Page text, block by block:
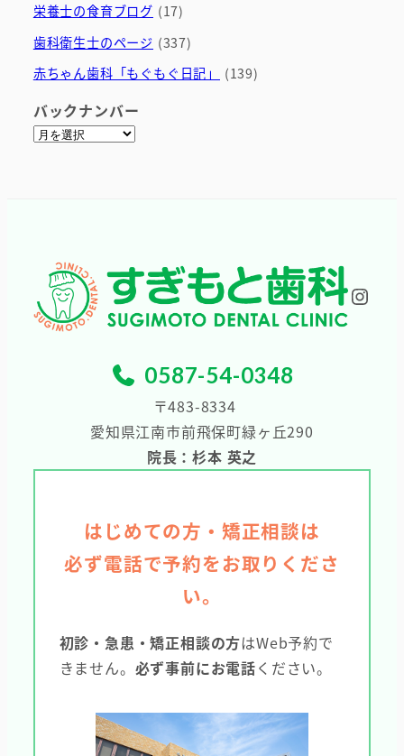
栄養士の食育ブログ (17)
歯科衛生士のページ (337)
赤ちゃん歯科「もぐもぐ日記」
(139)
バックナンバー
ア
0587-54-0348
〒483-8334
愛知県江南市前飛保町緑ヶ丘290
院長：杉本 英之
はじめての方・矯正相談は
必ず電話で予約をお取りくださ
い。
初診・急患・矯正相談の方はWeb予約で
きません。 必ず事前にお電話ください。